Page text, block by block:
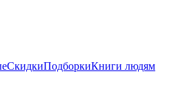
СкидкиПодборкиКниги людям